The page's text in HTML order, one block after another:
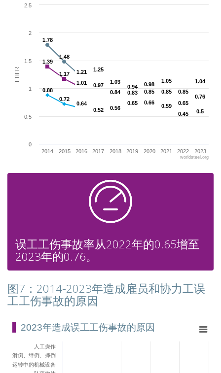
The chart has 1 X axis displaying categories.
LTIFR
1.78
1.78
1.48
1.48
1.21
1.21 1.25
1.25
1.03
1.03
0.94
0.94 0.98
0.98
1.05
1.05
0.85
0.85
1.04
1.04
0.88
0.88
0.72
0.72
0.64
0.64
0.52
0.52 0.56
0.56
0.65
0.65 0.66
0.66
0.59
0.59
0.45
0.45 0.5
0.5
1.39
1.39
1.17
1.17
1.01
1.01 0.97
0.97
0.84
0.84 0.83
0.83 0.85
0.85 0.85
0.85
0.65
0.65
0.76
0.76
0
0.5
1
1.5
2
2.5
2014 2015 2016 2017 2018 2019 2020 2021 2022 2023
worldsteel.org
误工工伤事故率从2022年的0.65增至
2023年的0.76。
图7：2014-2023年造成雇员和协力工误
工工伤事故的原因
2023年造成误工工伤事故的原因
Bar chart with 23 bars.
View as data table, 2023年造成误工工伤事故的原因
The chart has 1 X axis displaying categories.
人工操作
滑倒、绊倒、摔倒
运转中的机械设备
2023年造成误工工伤事故的原因